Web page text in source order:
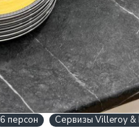
6 персон Сервизы Villeroy &